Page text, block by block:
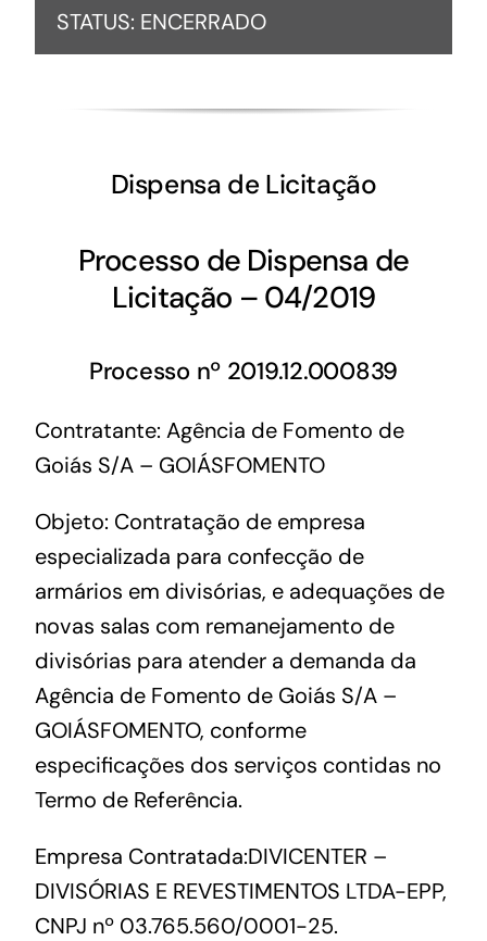
STATUS: ENCERRADO
Dispensa de Licitação
Processo de Dispensa de
Licitação – 04/2019
Processo nº 2019.12.000839
Contratante: Agência de Fomento de
Goiás S/A – GOIÁSFOMENTO
Objeto: Contratação de empresa
especializada para confecção de
armários em divisórias, e adequações de
novas salas com remanejamento de
divisórias para atender a demanda da
Agência de Fomento de Goiás S/A –
GOIÁSFOMENTO, conforme
especificações dos serviços contidas no
Termo de Referência.
Empresa Contratada:DIVICENTER –
DIVISÓRIAS E REVESTIMENTOS LTDA-EPP,
CNPJ nº 03.765.560/0001-25.